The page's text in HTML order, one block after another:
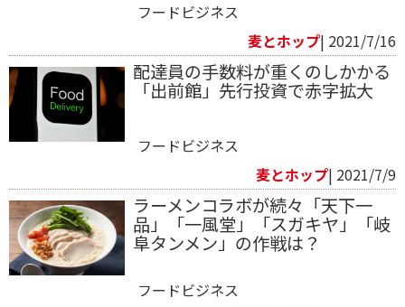
フードビジネス
麦とホップ| 2021/7/16
配達員の手数料が重くのしかかる
「出前館」先行投資で赤字拡大
フードビジネス
麦とホップ| 2021/7/9
ラーメンコラボが続々「天下一
品」「一風堂」「スガキヤ」「岐
阜タンメン」の作戦は？
フードビジネス